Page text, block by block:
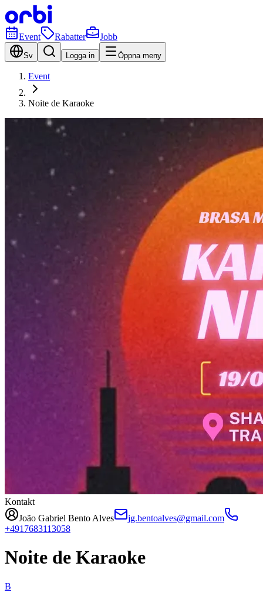
Event Rabatter Jobb
Sv Logga in Öppna meny
Event
Noite de Karaoke
Kontakt
João Gabriel Bento Alves
jg.bentoalves@gmail.com
+4917683113058
Noite de Karaoke
B